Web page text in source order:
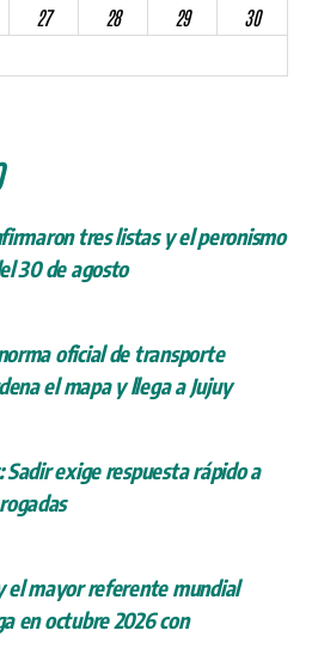
27 28 29
30
tres listas y el peronismo
30 de agosto
oficial de transporte
el mapa y llega a Jujuy
Sadir exige respuesta rápido a
el mayor referente mundial
en octubre 2026 con